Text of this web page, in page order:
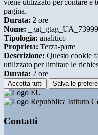
viene utilizzato per contare e
pagina.
Durata: 2 ore
Nome:
Tipologia: analitico
Proprieta: Terza-parte
Descrizione: Questo cookie
utilizzato per limitare le
Durata: 2 ore
Accetta tutti Salva le
Istituto
Contatti